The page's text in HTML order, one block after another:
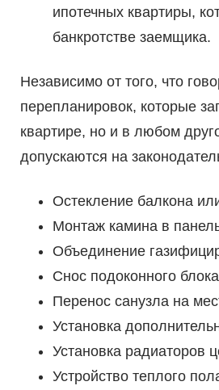
ипотечных квартиры,
банкротстве заемщика.
Независимо от того, что
перепланировок, которые
квартире, но и в любом
допускаются на
Остекление балкона
Монтаж камина в
Объединение
Снос подоконного
Перенос санузла на
Установка
Установка радиаторов
Устройство теплого